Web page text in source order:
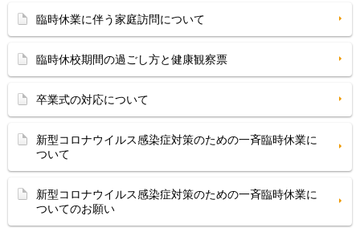
臨時休業に伴う家庭訪問について
臨時休校期間の過ごし方と健康観察票
卒業式の対応について
新型コロナウイルス感染症対策のための一斉臨時休業に
ついて
新型コロナウイルス感染症対策のための一斉臨時休業に
ついてのお願い